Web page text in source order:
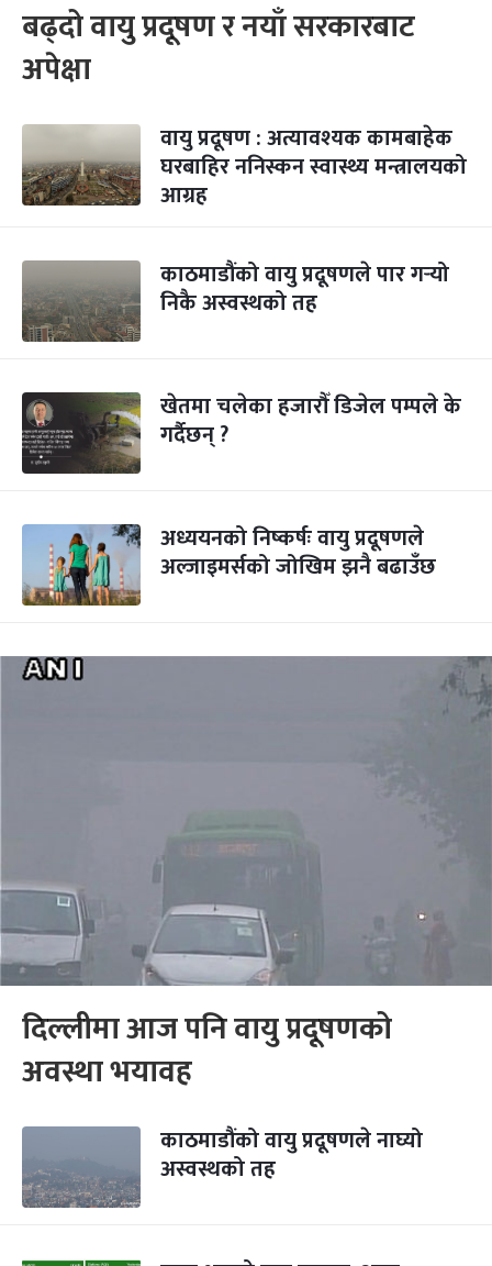
बढ्दो वायु प्रदूषण र नयाँ सरकारबाट
अपेक्षा
वायु प्रदूषण : अत्यावश्यक कामबाहेक
घरबाहिर ननिस्कन स्वास्थ्य मन्त्रालयको
आग्रह
काठमाडौंको वायु प्रदूषणले पार गर्‍यो
निकै अस्वस्थको तह
खेतमा चलेका हजारौँ डिजेल पम्पले के
गर्दैछन् ?
अध्ययनको निष्कर्षः वायु प्रदूषणले
अल्जाइमर्सको जोखिम झनै बढाउँछ
दिल्लीमा आज पनि वायु प्रदूषणको
अवस्था भयावह
काठमाडौंको वायु प्रदूषणले नाघ्यो
अस्वस्थको तह